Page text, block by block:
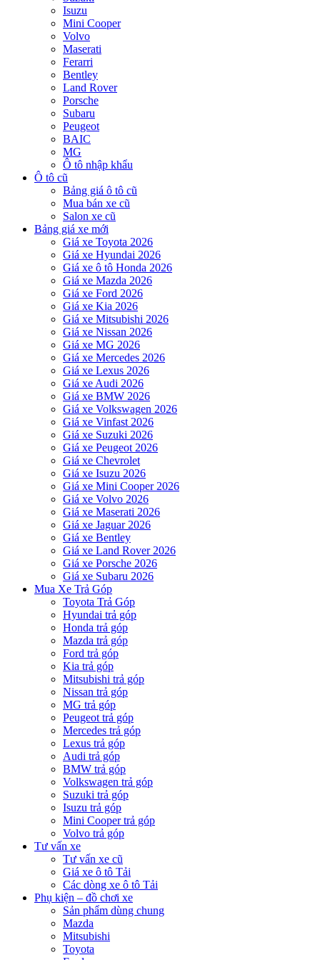
Isuzu
Mini Cooper
Volvo
Maserati
Ferarri
Bentley
Land Rover
Porsche
Subaru
Peugeot
BAIC
MG
Ô tô nhập khẩu
Ô tô cũ
Bảng giá ô tô cũ
Mua bán xe cũ
Salon xe cũ
Bảng giá xe mới
Giá xe Toyota 2026
Giá xe Hyundai 2026
Giá xe ô tô Honda 2026
Giá xe Mazda 2026
Giá xe Ford 2026
Giá xe Kia 2026
Giá xe Mitsubishi 2026
Giá xe Nissan 2026
Giá xe MG 2026
Giá xe Mercedes 2026
Giá xe Lexus 2026
Giá xe Audi 2026
Giá xe BMW 2026
Giá xe Volkswagen 2026
Giá xe Vinfast 2026
Giá xe Suzuki 2026
Giá xe Peugeot 2026
Giá xe Chevrolet
Giá xe Isuzu 2026
Giá xe Mini Cooper 2026
Giá xe Volvo 2026
Giá xe Maserati 2026
Giá xe Jaguar 2026
Giá xe Bentley
Giá xe Land Rover 2026
Giá xe Porsche 2026
Giá xe Subaru 2026
Mua Xe Trả Góp
Toyota Trả Góp
Hyundai trả góp
Honda trả góp
Mazda trả góp
Ford trả góp
Kia trả góp
Mitsubishi trả góp
Nissan trả góp
MG trả góp
Peugeot trả góp
Mercedes trả góp
Lexus trả góp
Audi trả góp
BMW trả góp
Volkswagen trả góp
Suzuki trả góp
Isuzu trả góp
Mini Cooper trả góp
Volvo trả góp
Tư vấn xe
Tư vấn xe cũ
Giá xe ô tô Tải
Các dòng xe ô tô Tải
Phụ kiện – đồ chơi xe
Sản phẩm dùng chung
Mazda
Mitsubishi
Toyota